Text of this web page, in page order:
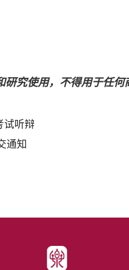
究使用，不得用于任何
试听辩
通知